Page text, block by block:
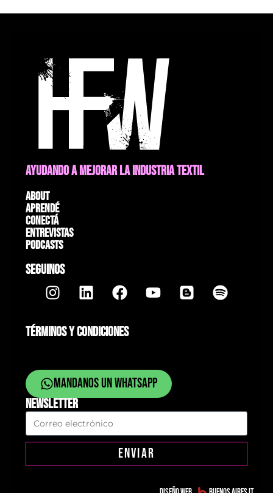
AYUDANDO A MEJORAR LA INDUSTRIA TEXTIL
About
Aprendé
Conectá
Entrevistas
Podcasts
SEGUINOS
TÉRMINOS Y CONDICIONES
Mandanos un whatsapp
NEWSLETTER
ENVIAR